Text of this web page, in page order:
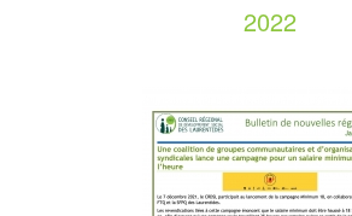
2022